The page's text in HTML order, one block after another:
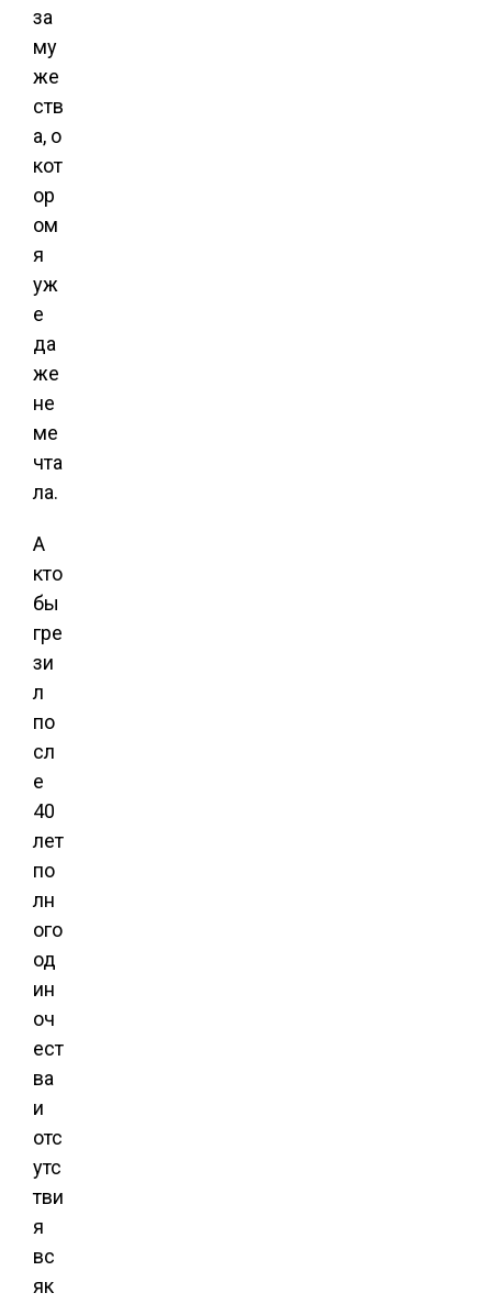
за
му
же
ств
а, о
кот
ор
ом
я
уж
е
да
же
не
ме
чта
ла.
А
кто
бы
гре
зи
л
по
сл
е
40
лет
по
лн
ого
од
ин
оч
ест
ва
и
отс
утс
тви
я
вс
як